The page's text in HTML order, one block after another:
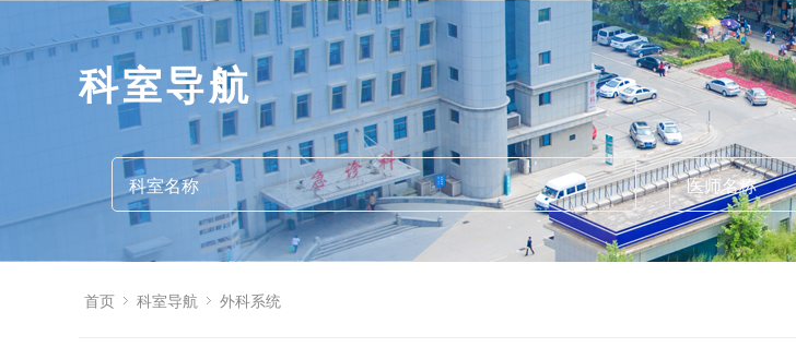
科室导航
首页 科室导航 外科系统